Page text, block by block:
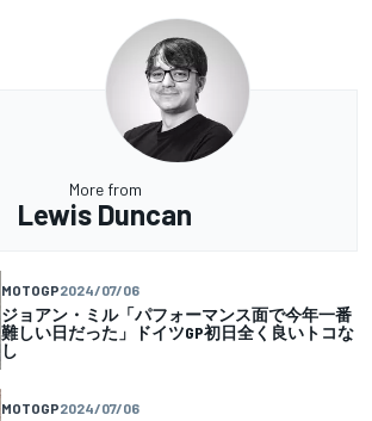
More from
Lewis Duncan
MOTOGP2024/07/06
ジョアン・ミル「パフォーマンス面で今年一番
難しい日だった」ドイツGP初日全く良いトコな
し
MOTOGP2024/07/06